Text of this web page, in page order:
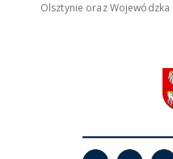
Olsztynie oraz